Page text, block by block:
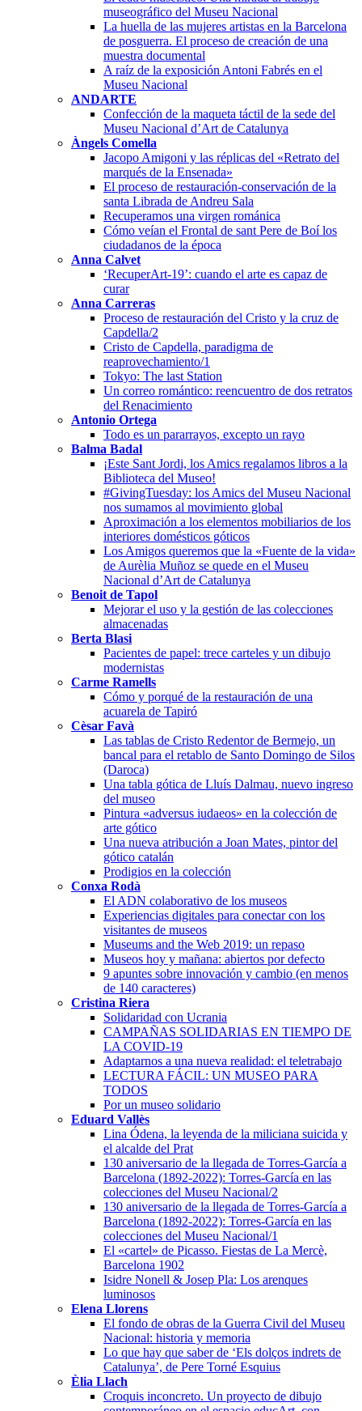
museográfico del Museu Nacional
La huella de las mujeres artistas en la Barcelona
de posguerra. El proceso de creación de una
muestra documental
A raíz de la exposición Antoni Fabrés en el
Museu Nacional
ANDARTE
Confección de la maqueta táctil de la sede del
Museu Nacional d’Art de Catalunya
Àngels Comella
Jacopo Amigoni y las réplicas del «Retrato del
marqués de la Ensenada»
El proceso de restauración-conservación de la
santa Librada de Andreu Sala
Recuperamos una virgen románica
Cómo veían el Frontal de sant Pere de Boí los
ciudadanos de la época
Anna Calvet
‘RecuperArt-19’: cuando el arte es capaz de
curar
Anna Carreras
Proceso de restauración del Cristo y la cruz de
Capdella/2
Cristo de Capdella, paradigma de
reaprovechamiento/1
Tokyo: The last Station
Un correo romántico: reencuentro de dos retratos
del Renacimiento
Antonio Ortega
Todo es un pararrayos, excepto un rayo
Balma Badal
¡Este Sant Jordi, los Amics regalamos libros a la
Biblioteca del Museo!
#GivingTuesday: los Amics del Museu Nacional
nos sumamos al movimiento global
Aproximación a los elementos mobiliarios de los
interiores domésticos góticos
Los Amigos queremos que la «Fuente de la vida»
de Aurèlia Muñoz se quede en el Museu
Nacional d’Art de Catalunya
Benoit de Tapol
Mejorar el uso y la gestión de las colecciones
almacenadas
Berta Blasi
Pacientes de papel: trece carteles y un dibujo
modernistas
Carme Ramells
Cómo y porqué de la restauración de una
acuarela de Tapiró
Cèsar Favà
Las tablas de Cristo Redentor de Bermejo, un
bancal para el retablo de Santo Domingo de Silos
(Daroca)
Una tabla gótica de Lluís Dalmau, nuevo ingreso
del museo
Pintura «adversus iudaeos» en la colección de
arte gótico
Una nueva atribución a Joan Mates, pintor del
gótico catalán
Prodigios en la colección
Conxa Rodà
El ADN colaborativo de los museos
Experiencias digitales para conectar con los
visitantes de museos
Museums and the Web 2019: un repaso
Museos hoy y mañana: abiertos por defecto
9 apuntes sobre innovación y cambio (en menos
de 140 caracteres)
Cristina Riera
Solidaridad con Ucrania
CAMPAÑAS SOLIDARIAS EN TIEMPO DE
LA COVID-19
Adaptarnos a una nueva realidad: el teletrabajo
LECTURA FÁCIL: UN MUSEO PARA
TODOS
Por un museo solidario
Eduard Vallès
Lina Ódena, la leyenda de la miliciana suicida y
el alcalde del Prat
130 aniversario de la llegada de Torres-García a
Barcelona (1892-2022): Torres-García en las
colecciones del Museu Nacional/2
130 aniversario de la llegada de Torres-García a
Barcelona (1892-2022): Torres-García en las
colecciones del Museu Nacional/1
El «cartel» de Picasso. Fiestas de La Mercè,
Barcelona 1902
Isidre Nonell & Josep Pla: Los arenques
luminosos
Elena Llorens
El fondo de obras de la Guerra Civil del Museu
Nacional: historia y memoria
Lo que hay que saber de ‘Els dolços indrets de
Catalunya’, de Pere Torné Esquius
Èlia Llach
Croquis inconcreto. Un proyecto de dibujo